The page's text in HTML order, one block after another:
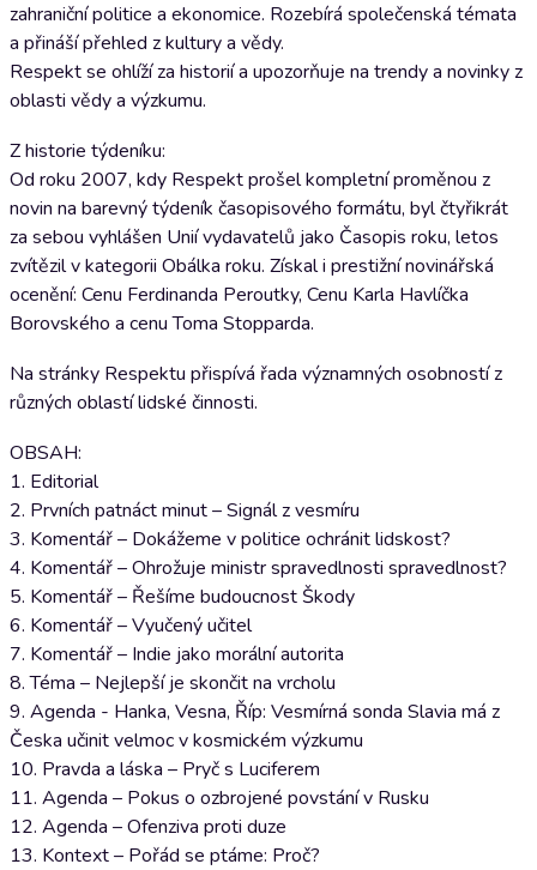
zahraniční politice a ekonomice. Rozebírá společenská témata
a přináší přehled z kultury a vědy.
Respekt se ohlíží za historií a upozorňuje na trendy a novinky z
oblasti vědy a výzkumu.
Z historie týdeníku:
Od roku 2007, kdy Respekt prošel kompletní proměnou z
novin na barevný týdeník časopisového formátu, byl čtyřikrát
za sebou vyhlášen Unií vydavatelů jako Časopis roku, letos
zvítězil v kategorii Obálka roku. Získal i prestižní novinářská
ocenění: Cenu Ferdinanda Peroutky, Cenu Karla Havlíčka
Borovského a cenu Toma Stopparda.
Na stránky Respektu přispívá řada významných osobností z
různých oblastí lidské činnosti.
OBSAH:
1. Editorial
2. Prvních patnáct minut – Signál z vesmíru
3. Komentář – Dokážeme v politice ochránit lidskost?
4. Komentář – Ohrožuje ministr spravedlnosti spravedlnost?
5. Komentář – Řešíme budoucnost Škody
6. Komentář – Vyučený učitel
7. Komentář – Indie jako morální autorita
8. Téma – Nejlepší je skončit na vrcholu
9. Agenda - Hanka, Vesna, Říp: Vesmírná sonda Slavia má z
Česka učinit velmoc v kosmickém výzkumu
10. Pravda a láska – Pryč s Luciferem
11. Agenda – Pokus o ozbrojené povstání v Rusku
12. Agenda – Ofenziva proti duze
13. Kontext – Pořád se ptáme: Proč?